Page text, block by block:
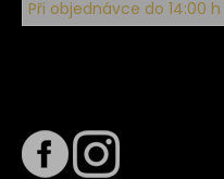
Při objednávce do 14:00 h